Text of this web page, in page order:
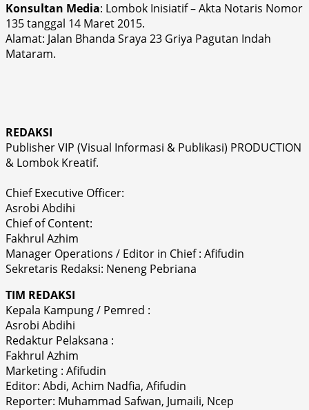
Konsultan Media: Lombok Inisiatif – Akta Notaris Nomor
135 tanggal 14 Maret 2015.
Alamat: Jalan Bhanda Sraya 23 Griya Pagutan Indah
Mataram.
REDAKSI
Publisher VIP (Visual Informasi & Publikasi) PRODUCTION
& Lombok Kreatif.
Chief Executive Officer:
Asrobi Abdihi
Chief of Content:
Fakhrul Azhim
Manager Operations / Editor in Chief : Afifudin
Sekretaris Redaksi: Neneng Pebriana
TIM REDAKSI
Kepala Kampung / Pemred :
Asrobi Abdihi
Redaktur Pelaksana :
Fakhrul Azhim
Marketing : Afifudin
Editor: Abdi, Achim Nadfia, Afifudin
Reporter: Muhammad Safwan, Jumaili, Ncep